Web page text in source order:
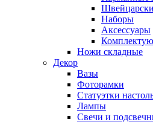
Наборы
Аксессуары
Ножи складные
Декор
Вазы
Фоторамки
Статуэтки
Лампы
Свечи и